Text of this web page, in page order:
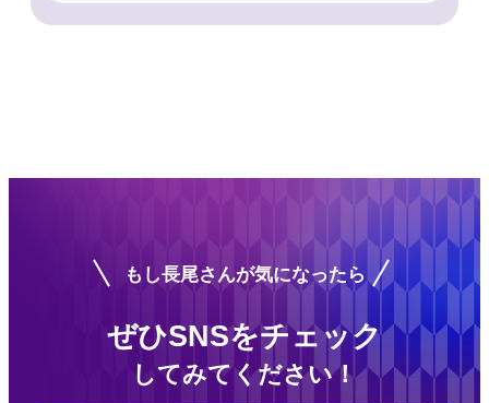
もし長尾さんが気になったら
ぜひSNSをチェック
してみてください！